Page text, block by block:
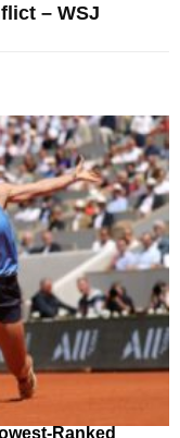
– WSJ
Ranked